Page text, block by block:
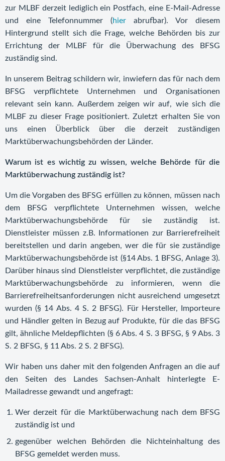
zur MLBF derzeit lediglich ein Postfach, eine E-Mail-Adresse
und eine Telefonnummer (hier abrufbar). Vor diesem
Hintergrund stellt sich die Frage, welche Behörden bis zur
Errichtung der MLBF für die Überwachung des BFSG
zuständig sind.
In unserem Beitrag schildern wir, inwiefern das für nach dem
BFSG verpflichtete Unternehmen und Organisationen
relevant sein kann. Außerdem zeigen wir auf, wie sich die
MLBF zu dieser Frage positioniert. Zuletzt erhalten Sie von
uns einen Überblick über die derzeit zuständigen
Marktüberwachungsbehörden der Länder.
Warum ist es wichtig zu wissen, welche Behörde für die
Marktüberwachung zuständig ist?
Um die Vorgaben des BFSG erfüllen zu können, müssen nach
dem BFSG verpflichtete Unternehmen wissen, welche
Marktüberwachungsbehörde für sie zuständig ist.
Dienstleister müssen z.B. Informationen zur Barrierefreiheit
bereitstellen und darin angeben, wer die für sie zuständige
Marktüberwachungsbehörde ist (§14 Abs. 1 BFSG, Anlage 3).
Darüber hinaus sind Dienstleister verpflichtet, die zuständige
Marktüberwachungsbehörde zu informieren, wenn die
Barrierefreiheitsanforderungen nicht ausreichend umgesetzt
wurden (§ 14 Abs. 4 S. 2 BFSG). Für Hersteller, Importeure
und Händler gelten in Bezug auf Produkte, für die das BFSG
gilt, ähnliche Meldepflichten (§ 6 Abs. 4 S. 3 BFSG, § 9 Abs. 3
S. 2 BFSG, § 11 Abs. 2 S. 2 BFSG).
Wir haben uns daher mit den folgenden Anfragen an die auf
den Seiten des Landes Sachsen-Anhalt hinterlegte E-
Mailadresse gewandt und angefragt:
Wer derzeit für die Marktüberwachung nach dem BFSG
zuständig ist und
gegenüber welchen Behörden die Nichteinhaltung des
BFSG gemeldet werden muss.